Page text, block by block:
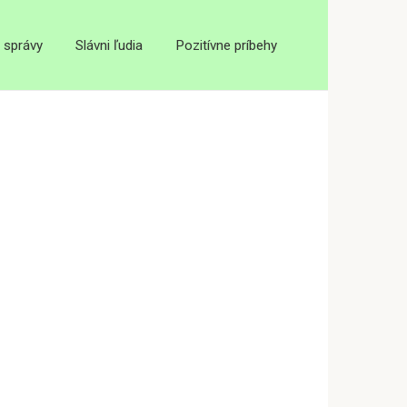
správy Slávni ľudia Pozitívne príbehy